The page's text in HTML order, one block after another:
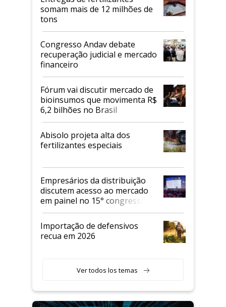
somam mais de 12 milhões de
tons
Congresso Andav debate
recuperação judicial e mercado
financeiro
Fórum vai discutir mercado de
bioinsumos que movimenta R$
6,2 bilhões no Brasil
Abisolo projeta alta dos
fertilizantes especiais
Empresários da distribuição
discutem acesso ao mercado
em painel no 15° congresso
Andav
Importação de defensivos
recua em 2026
Ver todos los temas